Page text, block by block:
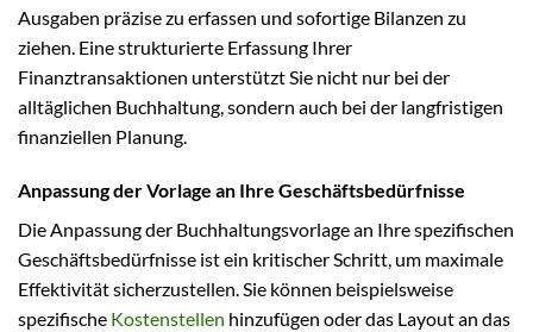
Ausgaben präzise zu erfassen und sofortige Bilanzen zu
ziehen. Eine strukturierte Erfassung Ihrer
Finanztransaktionen unterstützt Sie nicht nur bei der
alltäglichen Buchhaltung, sondern auch bei der langfristigen
finanziellen Planung.
Anpassung der Vorlage an Ihre Geschäftsbedürfnisse
Die Anpassung der Buchhaltungsvorlage an Ihre spezifischen
Geschäftsbedürfnisse ist ein kritischer Schritt, um maximale
Effektivität sicherzustellen. Sie können beispielsweise
spezifische Kostenstellen hinzufügen oder das Layout an das